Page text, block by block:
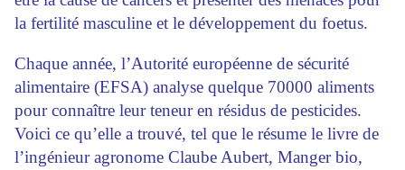
la fertilité masculine et le développement du foetus.
Chaque année, l’Autorité européenne de sécurité
alimentaire (EFSA) analyse quelque 70000 aliments
pour connaître leur teneur en résidus de pesticides.
Voici ce qu’elle a trouvé, tel que le résume le livre de
l’ingénieur agronome Claube Aubert, Manger bio,